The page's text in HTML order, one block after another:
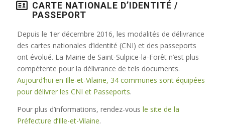
CARTE NATIONALE D’IDENTITÉ /
PASSEPORT
Depuis le 1er décembre 2016, les modalités de délivrance
des cartes nationales d’identité (CNI) et des passeports
ont évolué. La Mairie de Saint-Sulpice-la-Forêt n’est plus
compétente pour la délivrance de tels documents.
Aujourd’hui en Ille-et-Vilaine, 34 communes sont équipées
pour délivrer les CNI et Passeports.
Pour plus d’informations, rendez-vous le site de la
Préfecture d’Ille-et-Vilaine.